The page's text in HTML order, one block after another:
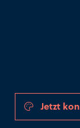
Jetzt